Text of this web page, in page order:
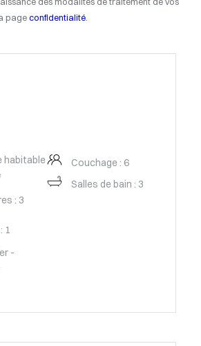
page confidentialité.
habitable
: 3
1
-
Couchage : 6
Salles de bain : 3